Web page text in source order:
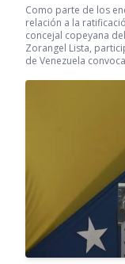
Como parte de los
relación a la
concejal copeyana
Zorangel Lista,
de Venezuela